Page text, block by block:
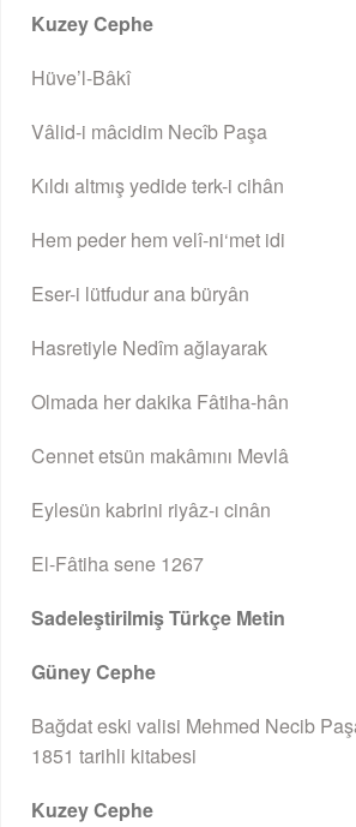
Kuzey Cephe
Hüve’l-Bâkî
Vâlid-i mâcidim Necîb Paşa
Kıldı altmış yedide terk-i cihân
Hem peder hem velî-ni‘met idi
Eser-i lütfudur ana büryân
Hasretiyle Nedîm ağlayarak
Olmada her dakika Fâtiha-hân
Cennet etsün makâmını Mevlâ
Eylesün kabrini riyâz-ı cinân
El-Fâtiha sene 1267
Sadeleştirilmiş Türkçe Metin
Güney Cephe
Bağdat eski valisi Mehmed Necib
1851 tarihli kitabesi
Kuzey Cephe